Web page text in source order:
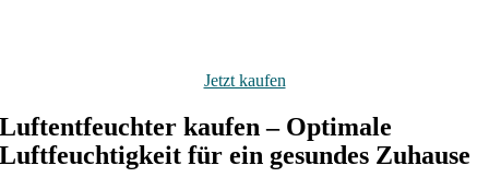
Jetzt kaufen
Luftentfeuchter kaufen – Optimale
Luftfeuchtigkeit für ein gesundes Zuhause